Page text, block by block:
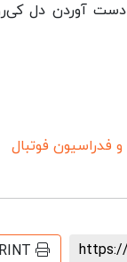
آوردن دل
فوتبال
PRINT